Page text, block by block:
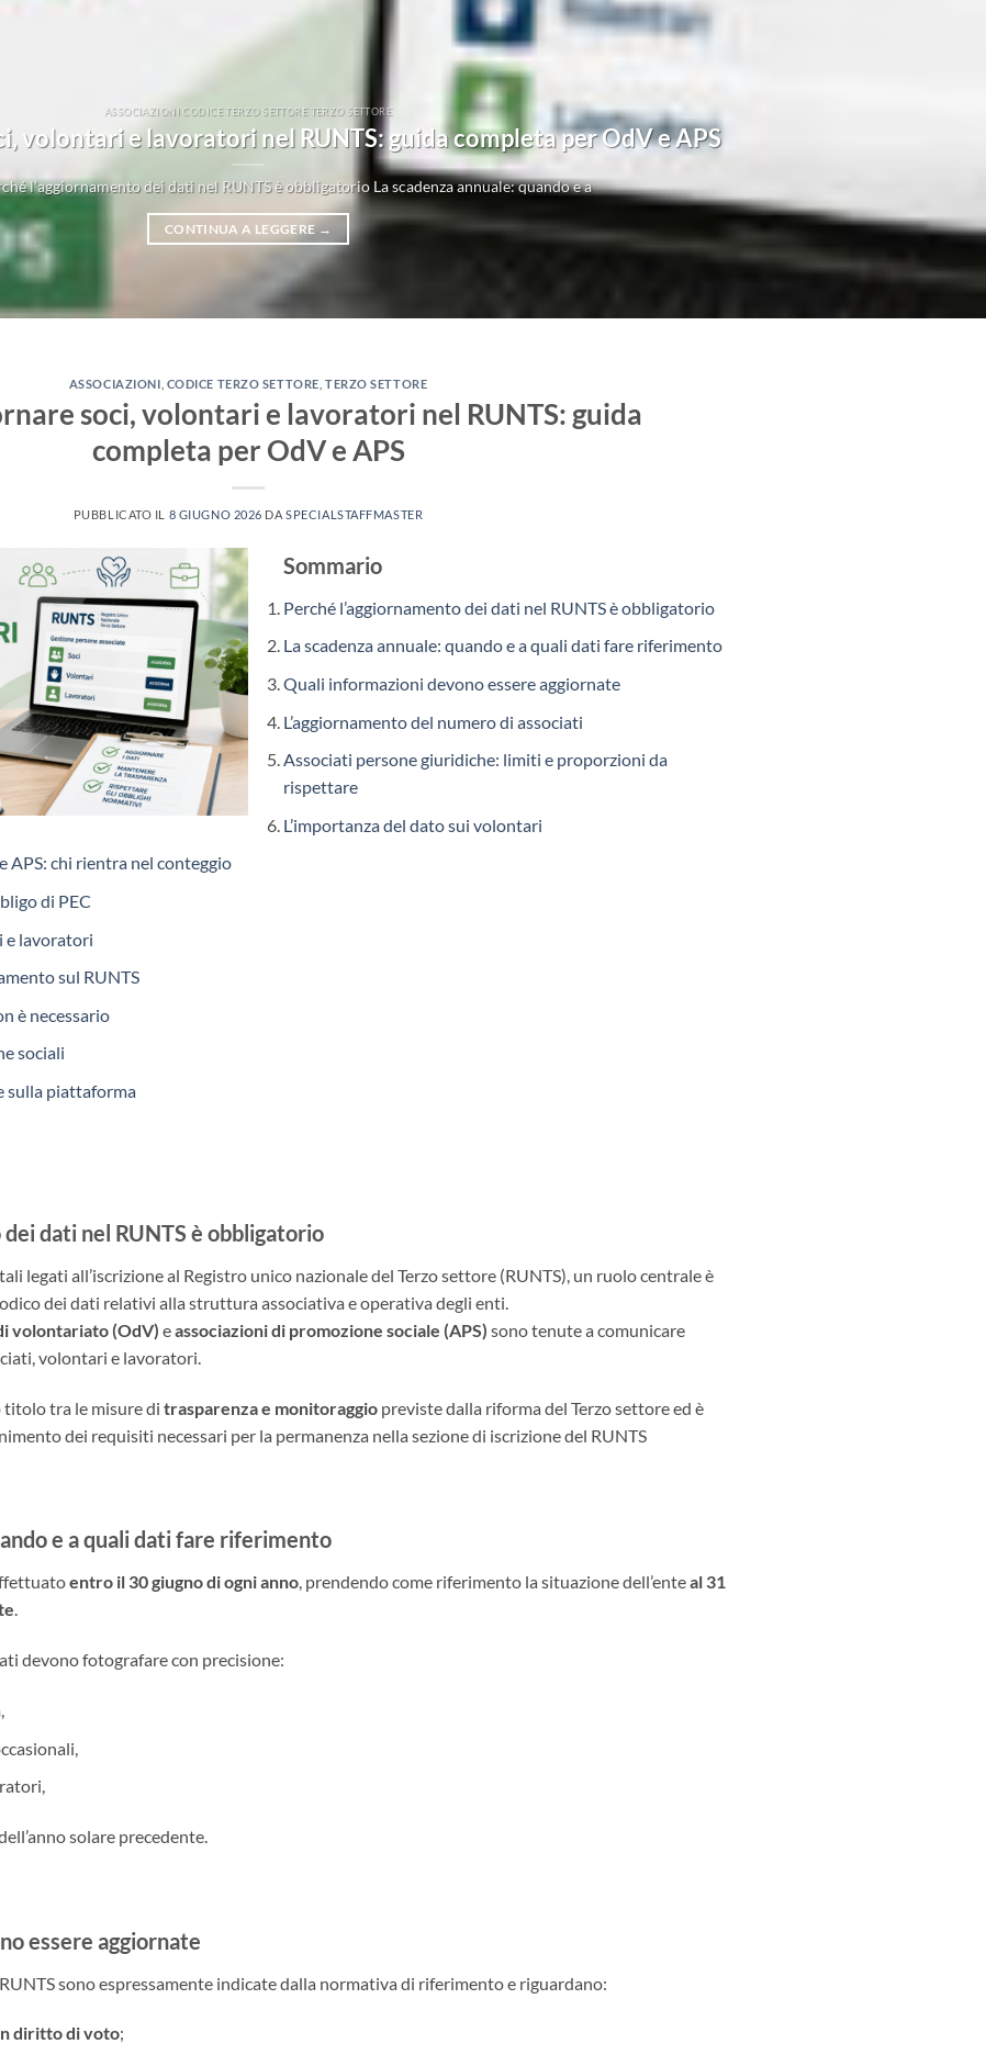
ASSOCIAZIONI CODICE TERZO SETTORE TERZO SETTORE
volontari e lavoratori nel RUNTS: guida completa per OdV e APS
l’aggiornamento dei dati nel RUNTS è obbligatorio La scadenza annuale: quando e a
CONTINUA A LEGGERE →
ASSOCIAZIONI CODICE TERZO SETTORE TERZO SETTORE
soci, volontari e lavoratori nel RUNTS: guida
completa per OdV e APS
PUBBLICATO IL 8 GIUGNO 2026 DASPECIALSTAFFMASTER
Sommario
Perché l’aggiornamento dei dati nel RUNTS è obbligatorio
La scadenza annuale: quando e a quali dati fare riferimento
Quali informazioni devono essere aggiornate
L’aggiornamento del numero di associati
Associati persone giuridiche: limiti e proporzioni da
rispettare
L’importanza del dato sui volontari
APS: chi rientra nel conteggio
di PEC
e lavoratori
sul RUNTS
è necessario
sociali
sulla piattaforma
dati nel RUNTS è obbligatorio
legati all’iscrizione al Registro unico nazionale del Terzo settore (RUNTS), un ruolo centrale è
dei dati relativi alla struttura associativa e operativa degli enti.
volontariato (OdV) eassociazioni di promozione sociale (APS) sono tenute a comunicare
volontari e lavoratori.
tra le misure di trasparenza e monitoraggio previste dalla riforma del Terzo settore ed è
dei requisiti necessari per la permanenza nella sezione di iscrizione del RUNTS
e a quali dati fare riferimento
entro il 30 giugno di ogni anno, prendendo come riferimento la situazione dell’enteal 31
.
devono fotografare con precisione:
solare precedente.
essere aggiornate
sono espressamente indicate dalla normativa di riferimento e riguardano:
diritto di voto;